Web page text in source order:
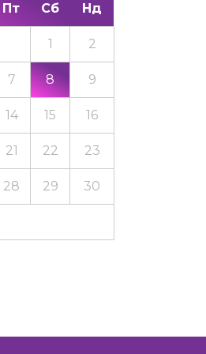
Пт Сб Нд
1 2
7 8 9
14 15 16
21 22 23
28 29 30